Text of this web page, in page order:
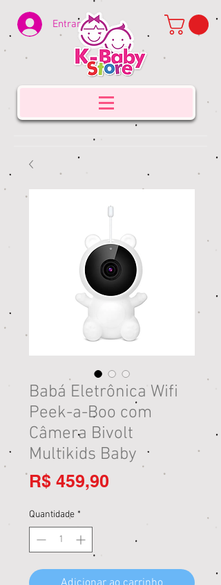
Entrar
Babá Eletrônica Wifi
Peek-a-Boo com
Câmera Bivolt
Multikids Baby
R$ 459,90
Quantidade *